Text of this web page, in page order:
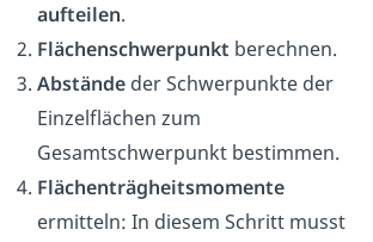
aufteilen.
Flächenschwerpunkt berechnen.
Abständeder Schwerpunkte der
Einzelflächen zum
Gesamtschwerpunkt bestimmen.
Flächenträgheitsmomente
ermitteln: In diesem Schritt musst